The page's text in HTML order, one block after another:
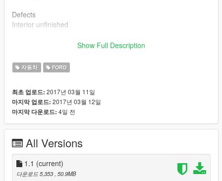
Defects
Interior unfinished
I remember us if defects found comment
dirt 4k : https://www.gta5-mods.com/misc/dirt-mod-4k
Show Full Description
자동차 FORD
최초 업로드: 2017년 03월 11일
마지막 업로드: 2017년 03월 12일
마지막 다운로드: 4일 전
All Versions
1.1 (current)
다운로드 5,353 , 50.9MB